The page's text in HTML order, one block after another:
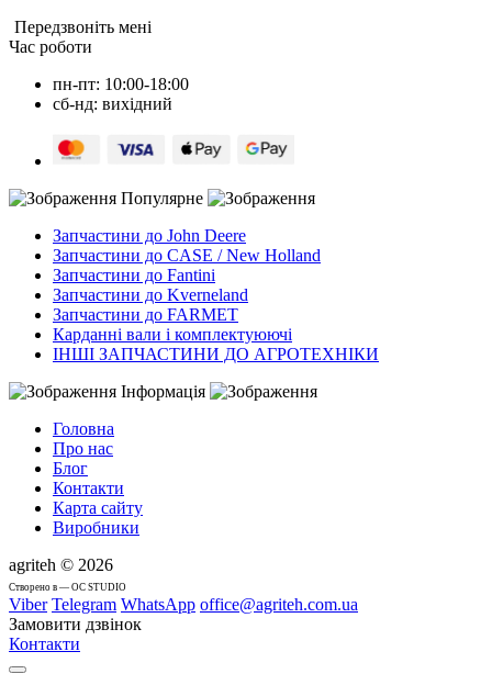
Передзвоніть мені
Час роботи
пн-пт: 10:00-18:00
сб-нд: вихідний
Популярне
Запчастини до John Deere
Запчастини до CASE / New Holland
Запчастини до Fantini
Запчастини до Kverneland
Запчастини до FARMET
Карданні вали і комплектуюючі
ІНШІ ЗАПЧАСТИНИ ДО АГРОТЕХНІКИ
Інформація
Головна
Про нас
Блог
Контакти
Карта сайту
Виробники
agriteh © 2026
Cтворено в — OC STUDIO
Viber Telegram WhatsApp office@agriteh.com.ua
Замовити дзвінок
Контакти